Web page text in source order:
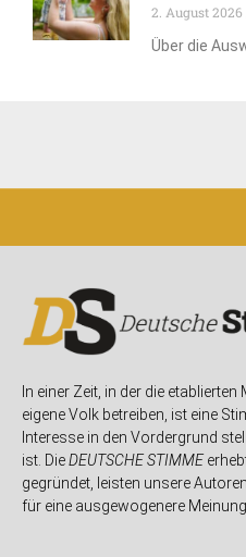
2. August 2026
Über die
In einer Zeit, in der die
eigene Volk betreiben, ist eine
Interesse in den Vordergrund
ist. DieDEUTSCHE STIMME
gegründet, leisten unsere
für eine ausgewogenere